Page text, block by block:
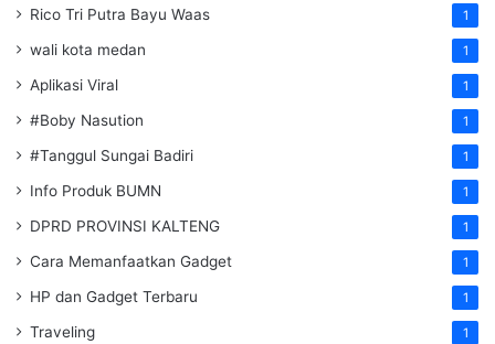
Rico Tri Putra Bayu Waas 1
wali kota medan 1
Aplikasi Viral 1
#Boby Nasution 1
#Tanggul Sungai Badiri 1
Info Produk BUMN 1
DPRD PROVINSI KALTENG 1
Cara Memanfaatkan Gadget 1
HP dan Gadget Terbaru 1
Traveling 1